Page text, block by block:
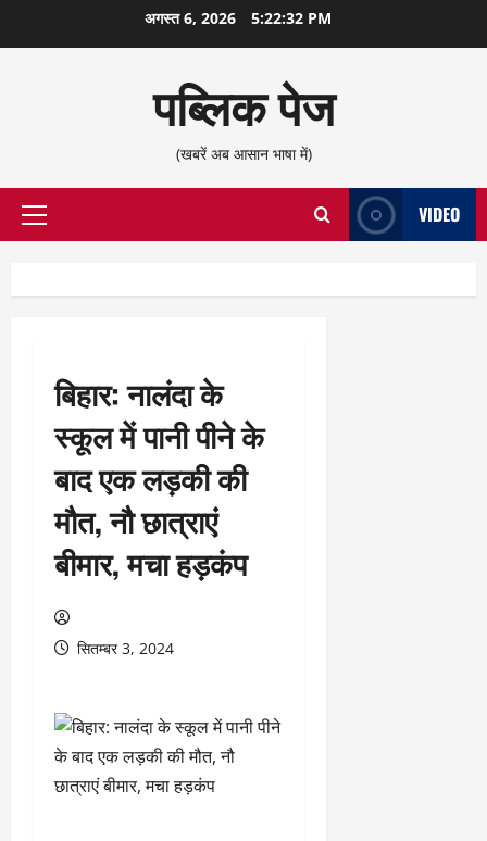
सामग्री
अगस्त 6, 2026 5:22:32 PM
पब्लिक पेज
(खबरें अब आसान भाषा में)
प्राथमिक
VIDEO
बिहार: नालंदा के
स्कूल में पानी पीने के
बाद एक लड़की की
मौत, नौ छात्राएं
बीमार, मचा हड़कंप
सितम्बर 3, 2024